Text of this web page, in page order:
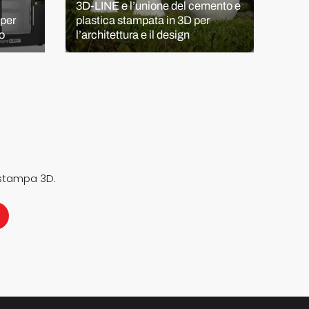
3D-LINE e l’unione del cemento e
plastica stampata in 3D per
l’architettura e il design
3D.